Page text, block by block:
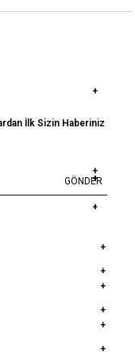
İlk Sizin Haberiniz
GÖNDER